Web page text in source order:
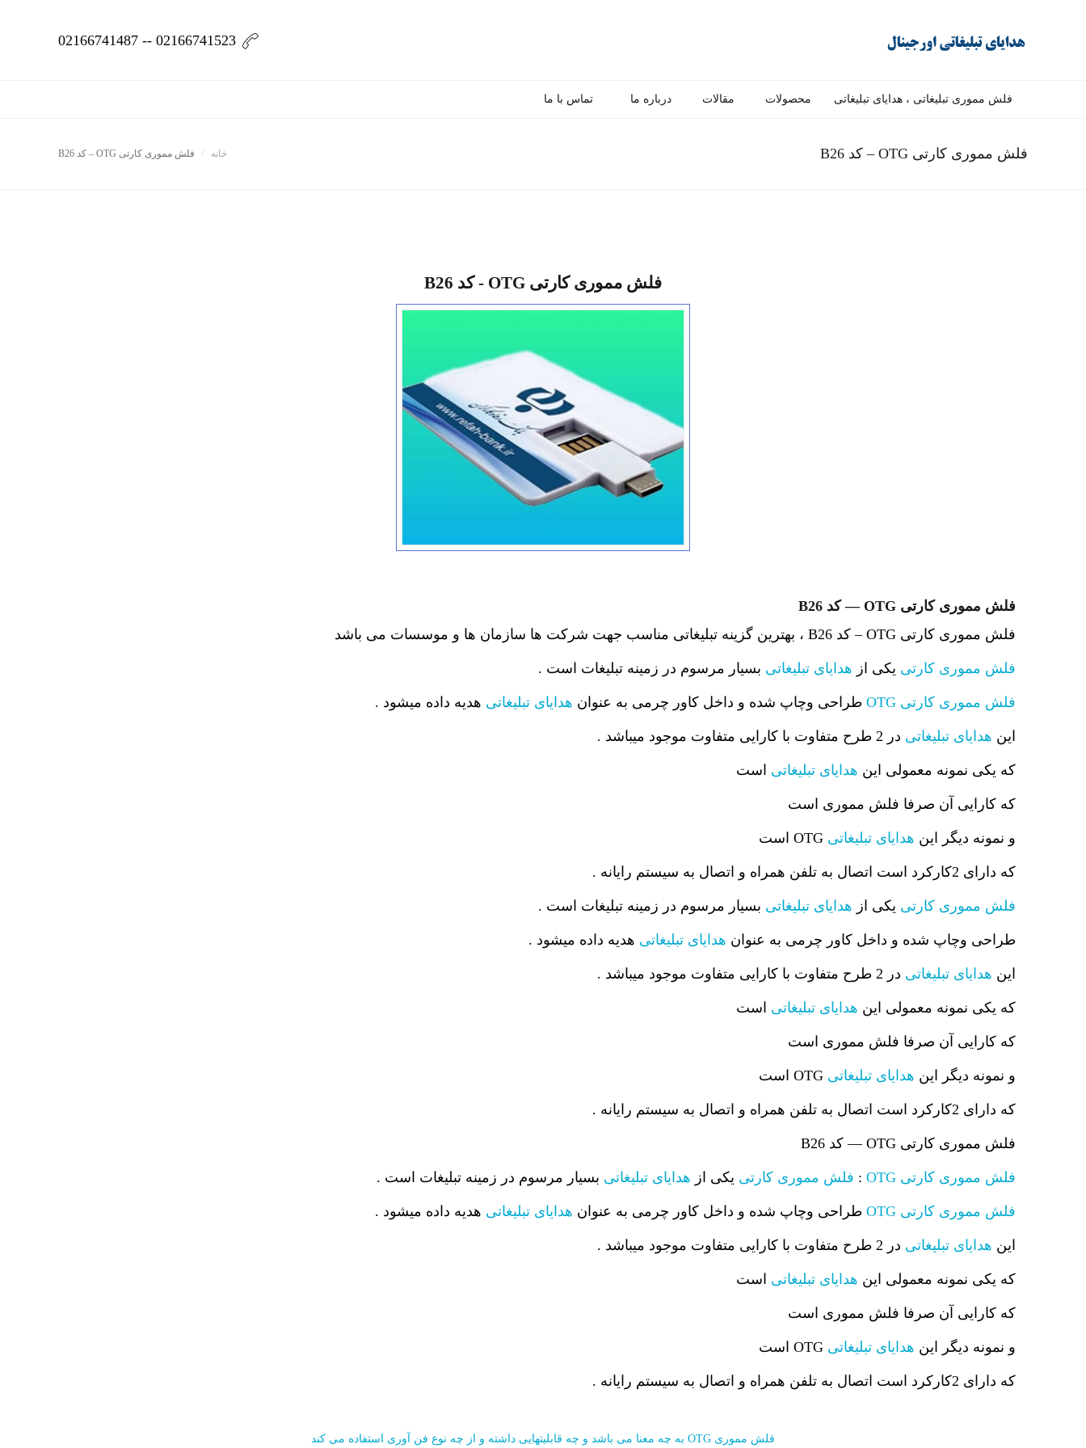
02166741523 -- 02166741487
فلش مموری تبلیغاتی ، هدایای تبلیغاتی محصولات مقالات درباره ما تماس با ما
فلش مموری کارتی OTG – کد B26 خانه فلش مموری کارتی OTG – کد B26
فلش مموری کارتی OTG - کد B26
فلش مموری کارتی OTG — کد B26
فلش مموری کارتی OTG – کد B26 ، بهترین گزینه تبلیغاتی مناسب جهت شرکت ها سازمان ها و موسسات می باشد
فلش مموری کارتی یکی از هدایای تبلیغاتی بسیار مرسوم در زمینه تبلیغات است .
فلش مموری کارتی OTG طراحی وچاپ شده و داخل کاور چرمی به عنوان هدایای تبلیغاتی هدیه داده میشود .
این هدایای تبلیغاتی در 2 طرح متفاوت با کارایی متفاوت موجود میباشد .
که یکی نمونه معمولی این هدایای تبلیغاتی است
که کارایی آن صرفا فلش مموری است
و نمونه دیگر این هدایای تبلیغاتی
که دارای 2کارکرد است اتصال به تلفن همراه و اتصال به سیستم رایانه .
فلش مموری کارتی یکی از هدایای تبلیغاتی بسیار مرسوم در زمینه تبلیغات است .
طراحی وچاپ شده و داخل کاور چرمی به عنوان هدایای تبلیغاتی هدیه داده میشود .
این هدایای تبلیغاتی در 2 طرح متفاوت با کارایی متفاوت موجود میباشد .
که یکی نمونه معمولی این هدایای تبلیغاتی است
که کارایی آن صرفا فلش مموری است
و نمونه دیگر این هدایای تبلیغاتی
که دارای 2کارکرد است اتصال به تلفن همراه و اتصال به سیستم رایانه .
فلش مموری کارتی OTG — کد B26
فلش مموری کارتی OTG : فلش مموری کارتی یکی از هدایای تبلیغاتی بسیار مرسوم در زمینه تبلیغات است .
فلش مموری کارتی OTG طراحی وچاپ شده و داخل کاور چرمی به عنوان هدایای تبلیغاتی هدیه داده میشود .
این هدایای تبلیغاتی در 2 طرح متفاوت با کارایی متفاوت موجود میباشد .
که یکی نمونه معمولی این هدایای تبلیغاتی است
که کارایی آن صرفا فلش مموری است
و نمونه دیگر این هدایای تبلیغاتی
که دارای 2کارکرد است اتصال به تلفن همراه و اتصال به سیستم رایانه .
فلش مموری OTG به چه معنا می باشد و چه قابلیتهایی داشته و از چه نوع فن آوری استفاده می کند